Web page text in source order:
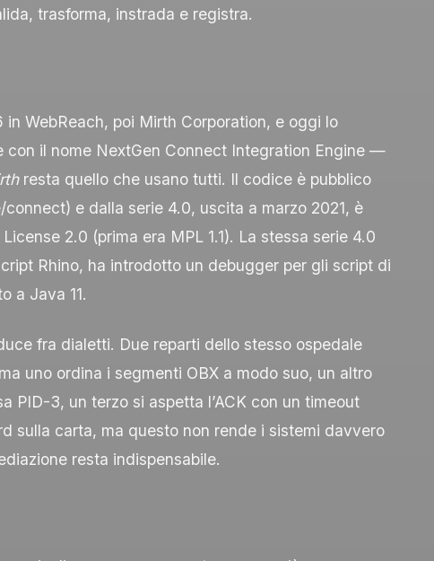
trasforma, instrada e registra.
WebReach, poi Mirth Corporation, e oggi lo
con il nome NextGen Connect Integration Engine —
resta quello che usano tutti. Il codice è pubblico
connect) e dalla serie 4.0, uscita a marzo 2021, è
2.0 (prima era MPL 1.1). La stessa serie 4.0
Rhino, ha introdotto un debugger per gli script di
a Java 11.
fra dialetti. Due reparti dello stesso ospedale
uno ordina i segmenti OBX a modo suo, un altro
PID-3, un terzo si aspetta l’ACK con un timeout
sulla carta, ma questo non rende i sistemi davvero
resta indispensabile.